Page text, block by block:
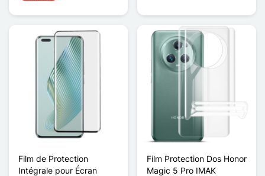
Film de Protection
Intégrale pour Écran
Film Protection Dos Honor
Magic 5 Pro IMAK